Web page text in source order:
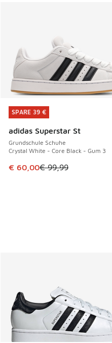
SPARE 39 €
adidas Superstar St
Grundschule Schuhe
Crystal White - Core Black - Gum 3
Dieser Artikel ist im Sale.
€ 60,00€ 99,99
SPARE 39 €